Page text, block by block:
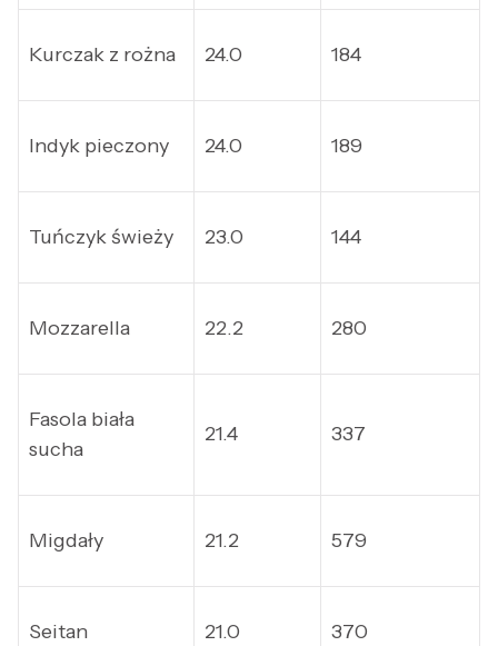
Kurczak z rożna 24.0 184
Indyk pieczony 24.0 189
Tuńczyk świeży 23.0 144
Mozzarella 22.2 280
Fasola biała
sucha
21.4 337
Migdały 21.2 579
Seitan 21.0 370